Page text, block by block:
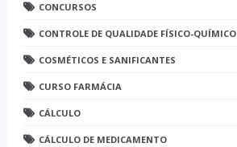
CONCURSOS
CONTROLE DE QUALIDADE FÍSICO-QUÍMICO
COSMÉTICOS E SANIFICANTES
CURSO FARMÁCIA
CÁLCULO
CÁLCULO DE MEDICAMENTO